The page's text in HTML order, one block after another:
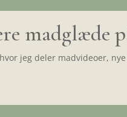
madglæde
jeg deler madvideoer,